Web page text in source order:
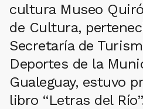
cultura Museo
de Cultura,
Secretaría de
Deportes de la
Gualeguay, estuvo
libro “Letras del